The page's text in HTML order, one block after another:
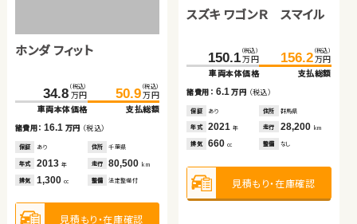
ホンダ フィット
34.8 （税込）
万円
車両本体価格
50.9 （税込）
万円
支払総額
諸費用：16.1 万円 （税込）
保証 あり 住所 千葉県
年式 2013 年 走行 80,500 km
排気 1,300 cc 整備 法定整備付
見積もり・在庫確認
スズキ ワゴンＲ スマイル
150.1 （税込）
万円
車両本体価格
156.2 （税込）
万円
支払総額
諸費用： 6.1万円 （税込）
保証 あり 住所 群馬県
年式 2021年 走行 28,200 km
排気 660cc 整備 なし
見積もり・在庫確認
スズキ ワゴンＲ
50.7 （税込）
万円
車両本体価格
59.9 （税込）
万円
支払総額
諸費用：9.2万円（税込）
保証 あり 住所 岩手県
年式 2013 年 走行 84,700 km
排気 660cc 整備 法定整備付
見積もり・在庫確認
トヨタ プリウス
180.1万円
車両本体価格
諸費用：9.4 万円 （税込）
保証 あり 住所 福島県
排気 1,800cc 整備 なし
ホンダ Ｎ ＢＯＸ
184.4
車両本体価格
187.9 万円
支払総額
諸費用：3.5万円（税込）
保証 あり 住所 千葉県
日産 エクストレイル
50.1
車両本体価格
59.1 万円
諸費用： 万円（税込）
保証 なし 住所 埼玉県
年式 2009年 走行 102,400km